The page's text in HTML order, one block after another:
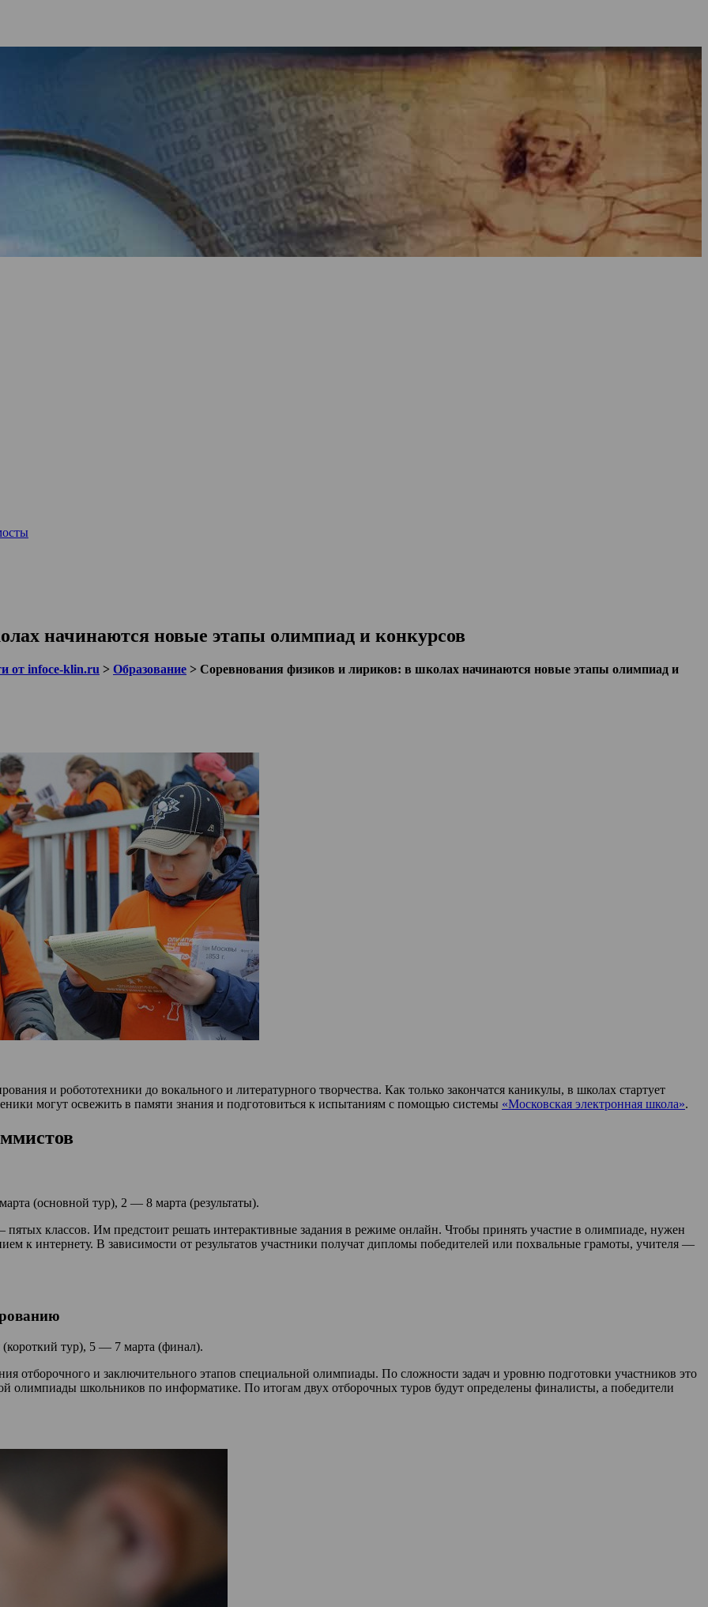
начинаются новые этапы олимпиад и конкурсов
от infoce-klin.ru > Образование > Соревнования физиков и лириков: в школах начинаются новые этапы олимпиад и
и робототехники до вокального и литературного творчества. Как только закончатся каникулы, в школах стартует
могут освежить в памяти знания и подготовиться к испытаниям с помощью системы «Московская электронная школа».
(основной тур), 2 — 8 марта (результаты).
классов. Им предстоит решать интерактивные задания в режиме онлайн. Чтобы принять участие в олимпиаде, нужен
к интернету. В зависимости от результатов участники получат дипломы победителей или похвальные грамоты, учителя —
тур), 5 — 7 марта (финал).
отборочного и заключительного этапов специальной олимпиады. По сложности задач и уровню подготовки участников это
олимпиады школьников по информатике. По итогам двух отборочных туров будут определены финалисты, а победители